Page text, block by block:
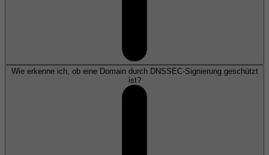
Wie erkenne ich, ob eine Domain durch DNSSEC-Signierung geschützt
ist?